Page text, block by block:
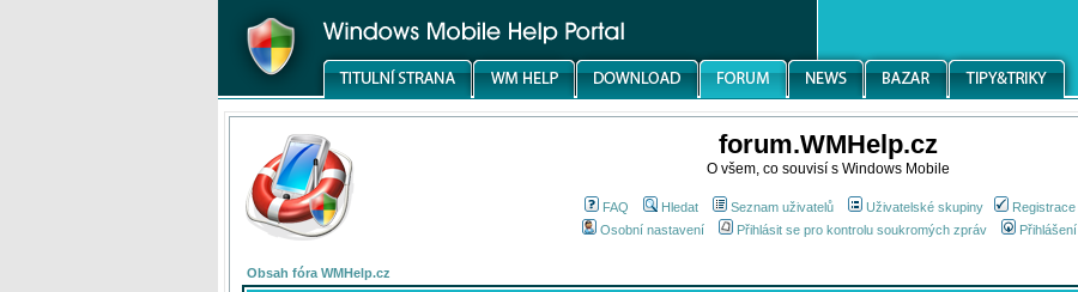
forum.WMHelp.cz
O všem, co souvisí s Windows Mobile
FAQ Hledat Seznam uživatelů Uživatelské skupiny
Registrace
Osobní nastavení
Přihlásit se pro kontrolu soukromých zpráv Přihlášení
Obsah fóra WMHelp.cz